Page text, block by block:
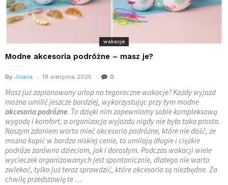
wakacje
Modne akcesoria podróżne – masz je?
By Joana 19 sierpnia 2025 0
Masz już zaplanowany urlop na tegoroczne wakacje? Każdy wyjazd
można umilić jeszcze bardziej, wykorzystując przy tym modne
akcesoria podróżne. To dzięki nim zapewniamy sobie kompleksową
wygodę i komfort, a organizacja wyjazdu nigdy nie była taka prosta.
Naszym zdaniem warto mieć akcesoria podróżne, które nie dość, że
można kupić w bardzo niskiej cenie, to umilają długie i ciężkie
podróże zarówno dzieciom, jak i dorosłym. Podczas wakacji wiele
wycieczek organizowanych jest spontanicznie, dlatego nie warto
zwlekać, tylko już teraz sprawdzić, które akcesoria są niezbędne. Za
chwilę przedstawię te …